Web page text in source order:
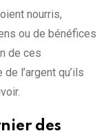
nourris,
ou de bénéfices
de ces
l’argent qu’ils
des